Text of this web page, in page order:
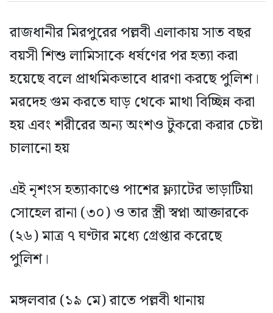
রাজধানীর মিরপুরের পল্লবী এলাকায় সাত বছর
বয়সী শিশু লামিসাকে ধর্ষণের পর হত্যা করা
হয়েছে বলে প্রাথমিকভাবে ধারণা করছে পুলিশ।
মরদেহ গুম করতে ঘাড় থেকে মাথা বিচ্ছিন্ন করা
হয় এবং শরীরের অন্য অংশও টুকরো করার চেষ্টা
চালানো হয়
এই নৃশংস হত্যাকাণ্ডে পাশের ফ্ল্যাটের ভাড়াটিয়া
সোহেল রানা (৩০) ও তার স্ত্রী স্বপ্না আক্তারকে
(২৬) মাত্র ৭ ঘণ্টার মধ্যে গ্রেপ্তার করেছে
পুলিশ।
মঙ্গলবার (১৯ মে) রাতে পল্লবী থানায়